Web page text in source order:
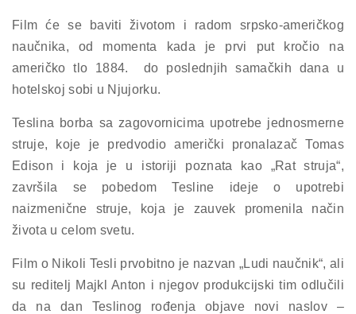
Film će se baviti životom i radom srpsko-američkog
naučnika, od momenta kada je prvi put kročio na
američko tlo 1884. do poslednjih samačkih dana u
hotelskoj sobi u Njujorku.
Teslina borba sa zagovornicima upotrebe jednosmerne
struje, koje je predvodio američki pronalazač Tomas
Edison i koja je u istoriji poznata kao „Rat struja“,
završila se pobedom Tesline ideje o upotrebi
naizmenične struje, koja je zauvek promenila način
života u celom svetu.
Film o Nikoli Tesli prvobitno je nazvan „Ludi naučnik“, ali
su reditelj Majkl Anton i njegov produkcijski tim odlučili
da na dan Teslinog rođenja objave novi naslov –